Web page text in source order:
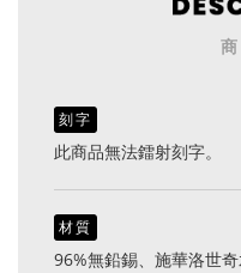
刻字
此商品無法鐳射刻字。
材質
96%無鉛錫、施華洛世